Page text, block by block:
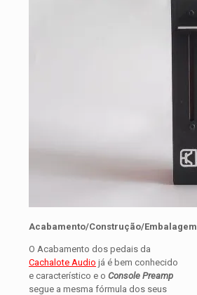
Acabamento/Construção/Embalagem
O Acabamento dos pedais da
Cachalote Audio já é bem conhecido
e característico e o Console Preamp
segue a mesma fórmula dos seus